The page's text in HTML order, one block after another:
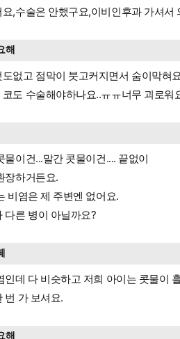
,수술은 안했구요,이비인후과 가셔서
해
없고 점막이 붓고커지면서 숨이막혀
도 수술해야하나요..ㅠㅠ너무 괴로워
물이건...말간 콧물이건.... 끝없이
장하거든요.
비염은 제 주변엔 없어요.
다른 병이 아닐까요?
인데 다 비슷하고 저희 아이는 콧물이
번 가 보셔요.
해